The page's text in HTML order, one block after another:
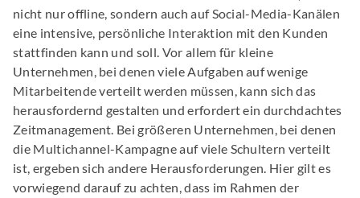
nicht nur offline, sondern auch auf Social-Media-Kanälen
eine intensive, persönliche Interaktion mit den Kunden
stattfinden kann und soll. Vor allem für kleine
Unternehmen, bei denen viele Aufgaben auf wenige
Mitarbeitende verteilt werden müssen, kann sich das
herausfordernd gestalten und erfordert ein durchdachtes
Zeitmanagement. Bei größeren Unternehmen, bei denen
die Multichannel-Kampagne auf viele Schultern verteilt
ist, ergeben sich andere Herausforderungen. Hier gilt es
vorwiegend darauf zu achten, dass im Rahmen der